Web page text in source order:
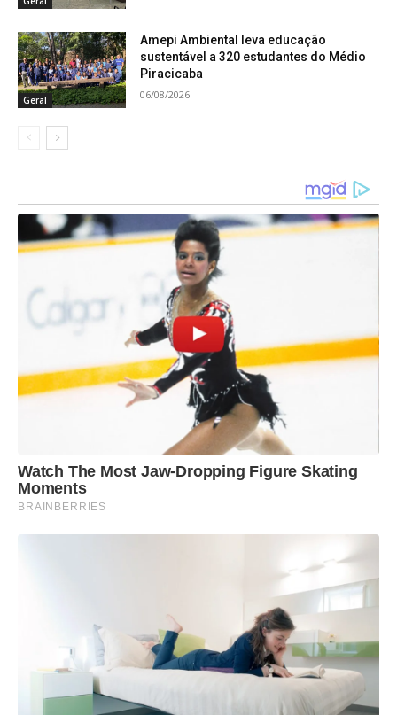
Geral
Amepi Ambiental leva educação
sustentável a 320 estudantes do Médio
Piracicaba
06/08/2026
Watch The Most Jaw‑Dropping Figure Skating
Moments
BRAINBERRIES